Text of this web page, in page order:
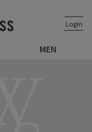
Login
MEN